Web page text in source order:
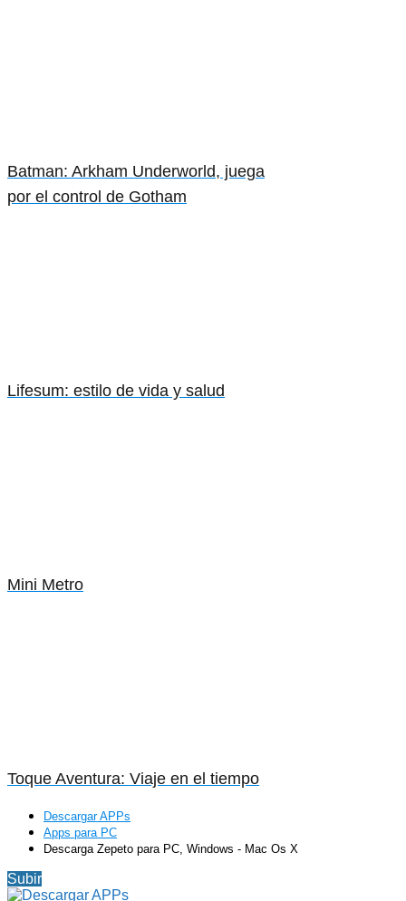
Batman: Arkham Underworld, juega
por el control de Gotham
Lifesum: estilo de vida y salud
Mini Metro
Toque Aventura: Viaje en el tiempo
Descargar APPs
Apps para PC
Descarga Zepeto para PC, Windows - Mac Os X
Subir